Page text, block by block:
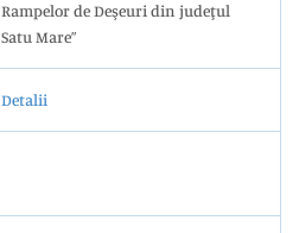
Rampelor de Deşeuri din judeţul
Satu Mare”
Detalii